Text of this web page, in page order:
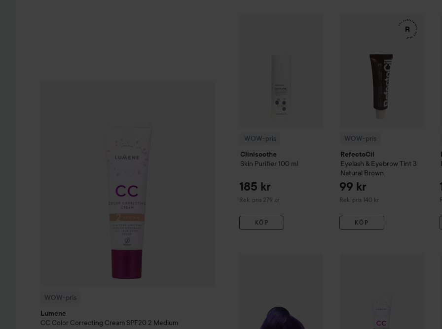
WOW-pris
Lumene
CC Color Correcting Cream SPF20 2 Medium
CCColor Correcting Cream SPF20 Rekommenderat pris 259 kr
WOW-pris
Clinisoothe
Skin Purifier 100 ml
185 kr
Rek. pris 279 kr
Rekommenderat pris 279 kr
KÖP
Rekommenderat pris 279 kr
WOW-pris
RefectoCil
Eyelash & Eyebrow Tint 3
Natural Brown
99 kr
Rek. pris 140 kr
Rekommenderat pris 140 kr
KÖP
RefectoCilEyelash